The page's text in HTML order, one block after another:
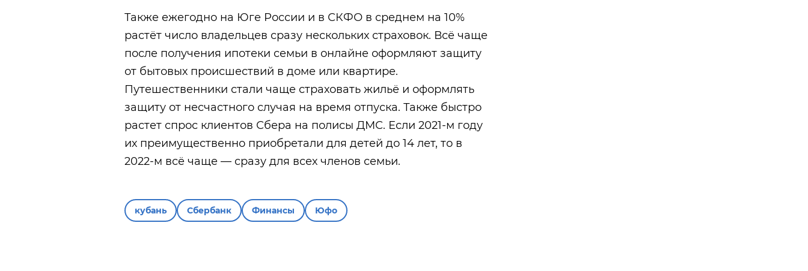
Также ежегодно на Юге России и в СКФО в среднем на 10%
растёт число владельцев сразу нескольких страховок. Всё чаще
после получения ипотеки семьи в онлайне оформляют защиту
от бытовых происшествий в доме или квартире.
Путешественники стали чаще страховать жильё и оформлять
защиту от несчастного случая на время отпуска. Также быстро
растет спрос клиентов Сбера на полисы ДМС. Если 2021-м году
их преимущественно приобретали для детей до 14 лет, то в
2022-м всё чаще — сразу для всех членов семьи.
кубань Сбербанк Финансы Юфо